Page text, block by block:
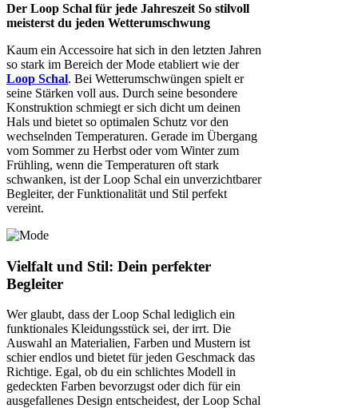
Der Loop Schal für jede Jahreszeit So stilvoll
meisterst du jeden Wetterumschwung
Kaum ein Accessoire hat sich in den letzten Jahren
so stark im Bereich der Mode etabliert wie der
Loop Schal. Bei Wetterumschwüngen spielt er
seine Stärken voll aus. Durch seine besondere
Konstruktion schmiegt er sich dicht um deinen
Hals und bietet so optimalen Schutz vor den
wechselnden Temperaturen. Gerade im Übergang
vom Sommer zu Herbst oder vom Winter zum
Frühling, wenn die Temperaturen oft stark
schwanken, ist der Loop Schal ein unverzichtbarer
Begleiter, der Funktionalität und Stil perfekt
vereint.
Vielfalt und Stil: Dein perfekter
Begleiter
Wer glaubt, dass der Loop Schal lediglich ein
funktionales Kleidungsstück sei, der irrt. Die
Auswahl an Materialien, Farben und Mustern ist
schier endlos und bietet für jeden Geschmack das
Richtige. Egal, ob du ein schlichtes Modell in
gedeckten Farben bevorzugst oder dich für ein
ausgefallenes Design entscheidest, der Loop Schal